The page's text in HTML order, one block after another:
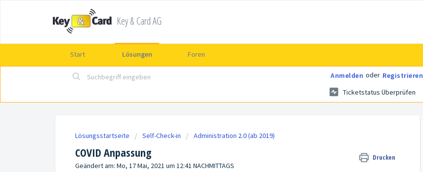
Key & Card AG
Start Lösungen Foren
Anmelden oder Registrieren
Ticketstatus Überprüfen
Lösungsstartseite Self-Check-in Administration 2.0 (ab 2019)
COVID Anpassung
Drucken
Geändert am: Mo, 17 Mai, 2021 um 12:41 NACHMITTAGS